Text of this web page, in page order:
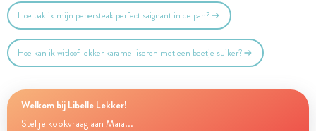
Hoe bak ik mijn pepersteak perfect saignant in de pan?
Hoe kan ik witloof lekker karamelliseren met een beetje suiker?
Welkom bij Libelle Lekker!
Stel je kookvraag aan Maia...